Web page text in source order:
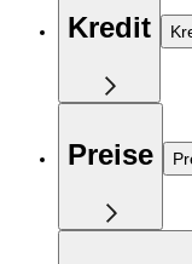
Kredit
Preise